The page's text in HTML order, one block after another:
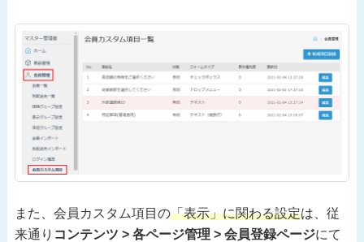
また、会員カスタム項目の「表示」に関わる設定は、従
来通り コンテンツ > 各ページ管理 > 会員登録ページにて